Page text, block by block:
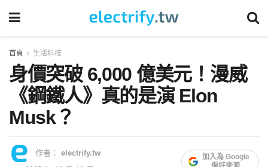
首頁 生活科技
身價突破 6,000 億美元！漫威
《鋼鐵人》真的是演 Elon
Musk？
作者： electrify.tw
加入為 Google